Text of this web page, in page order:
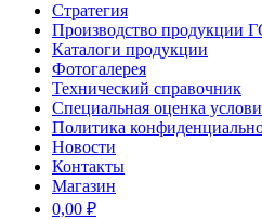
Стратегия
Производство продукции
Каталоги продукции
Фотогалерея
Технический справочник
Специальная оценка
Политика
Новости
Контакты
Магазин
0,00 ₽